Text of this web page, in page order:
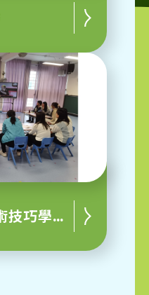
教師工作坊(魔術技巧學習)